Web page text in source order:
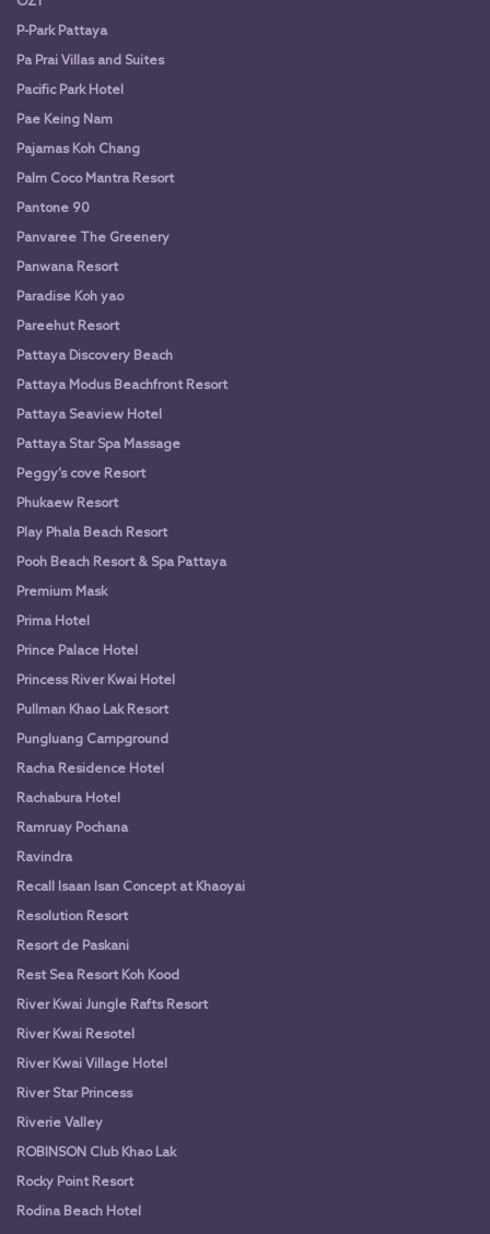
P-Park Pattaya
Pa Prai Villas and Suites
Pacific Park Hotel
Pae Keing Nam
Pajamas Koh Chang
Palm Coco Mantra Resort
Pantone 90
Panvaree The Greenery
Panwana Resort
Paradise Koh yao
Pareehut Resort
Pattaya Discovery Beach
Pattaya Modus Beachfront Resort
Pattaya Seaview Hotel
Pattaya Star Spa Massage
Peggy’s cove Resort
Phukaew Resort
Play Phala Beach Resort
Pooh Beach Resort & Spa Pattaya
Premium Mask
Prima Hotel
Prince Palace Hotel
Princess River Kwai Hotel
Pullman Khao Lak Resort
Pungluang Campground
Racha Residence Hotel
Rachabura Hotel
Ramruay Pochana
Ravindra
Recall Isaan Isan Concept at Khaoyai
Resolution Resort
Resort de Paskani
Rest Sea Resort Koh Kood
River Kwai Jungle Rafts Resort
River Kwai Resotel
River Kwai Village Hotel
River Star Princess
Riverie Valley
ROBINSON Club Khao Lak
Rocky Point Resort
Rodina Beach Hotel